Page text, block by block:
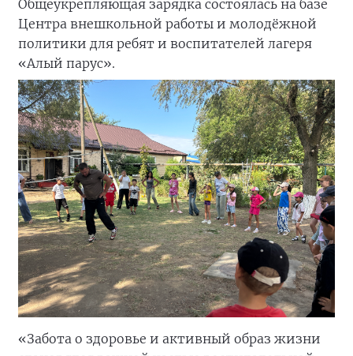
Общеукрепляющая зарядка состоялась на базе
Центра внешкольной работы и молодёжной
политики для ребят и воспитателей лагеря
«Алый парус».
«Забота о здоровье и активный образ жизни